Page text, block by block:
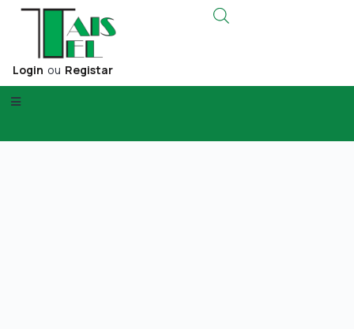
Login ou Registar